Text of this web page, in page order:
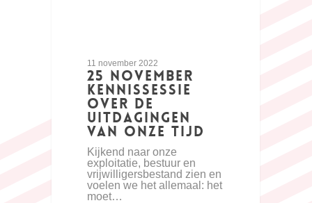
11 november 2022
25 november
kennissessie
over de
uitdagingen
van onze tijd
Kijkend naar onze
exploitatie, bestuur en
vrijwilligersbestand zien en
voelen we het allemaal: het
moet…